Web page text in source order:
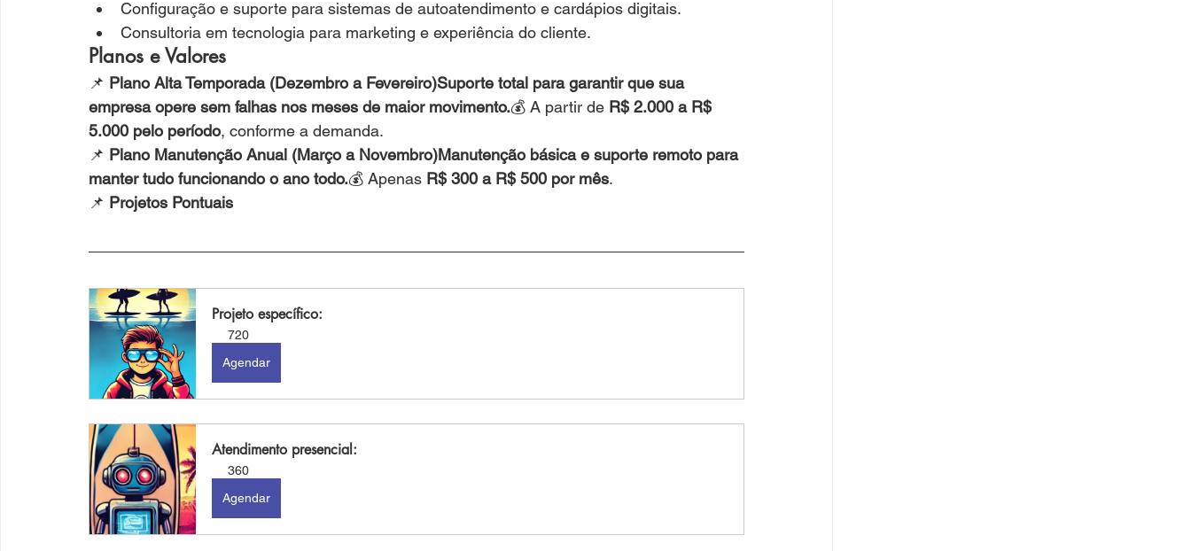
Configuração e suporte para sistemas de autoatendimento e cardápios digitais.
Consultoria em tecnologia para marketing e experiência do cliente.
Planos e Valores
📌 Plano Alta Temporada (Dezembro a Fevereiro)Suporte total para garantir que sua
empresa opere sem falhas nos meses de maior movimento.💰 A partir de R$ 2.000 a R$
5.000 pelo período, conforme a demanda.
📌 Plano Manutenção Anual (Março a Novembro)Manutenção básica e suporte remoto para
manter tudo funcionando o ano todo.💰 Apenas R$ 300 a R$ 500 por mês.
📌 Projetos Pontuais
Projeto específico:
720
Agendar
Atendimento presencial:
360
Agendar